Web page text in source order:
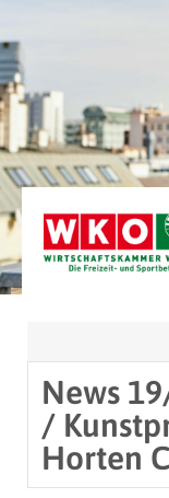
News
/
Horten